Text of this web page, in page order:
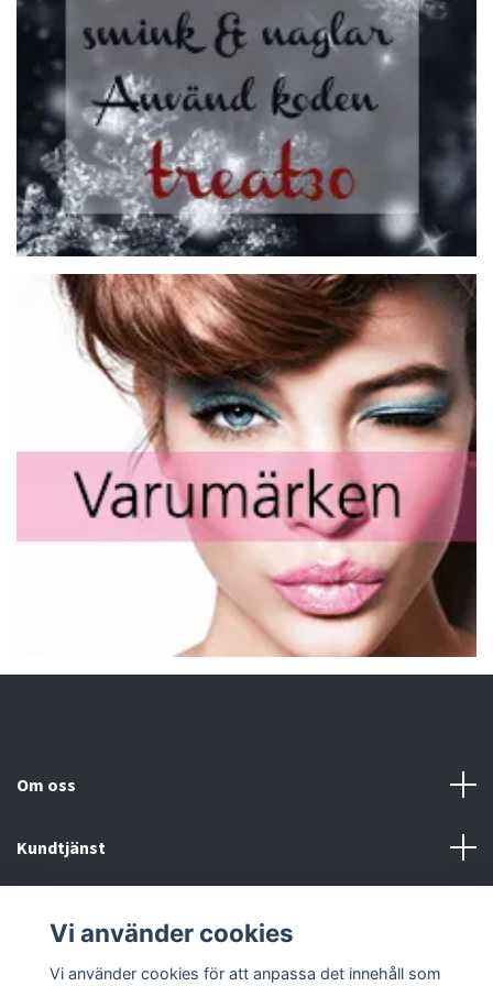
Om oss
Kundtjänst
Sociala medier
Vi använder cookies
Vi använder cookies för att anpassa det innehåll som